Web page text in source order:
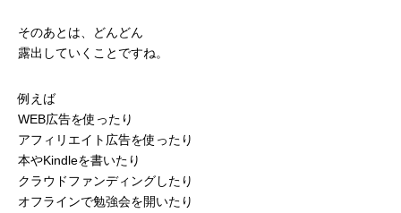
そのあとは、どんどん
露出していくことですね。
例えば
WEB広告を使ったり
アフィリエイト広告を使ったり
本やKindleを書いたり
クラウドファンディングしたり
オフラインで勉強会を開いたり